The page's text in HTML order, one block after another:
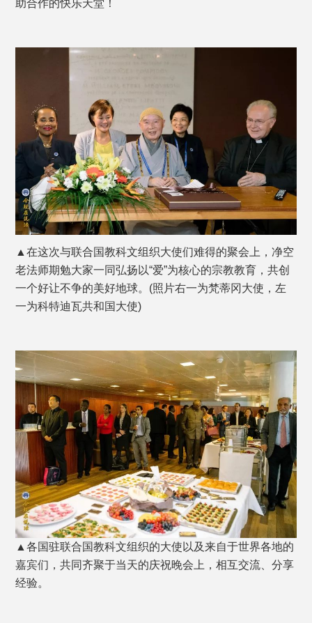
助合作的快乐天堂！
▲在这次与联合国教科文组织大使们难得的聚会上，净空
老法师期勉大家一同弘扬以“爱”为核心的宗教教育，共创
一个好让不争的美好地球。(照片右一为梵蒂冈大使，左
一为科特迪瓦共和国大使)
▲各国驻联合国教科文组织的大使以及来自于世界各地的
嘉宾们，共同齐聚于当天的庆祝晚会上，相互交流、分享
经验。